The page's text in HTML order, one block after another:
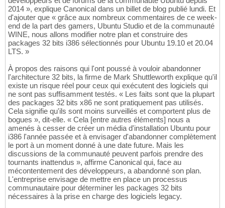
2014 », explique Canonical dans un billet de blog publié lundi. Et
d'ajouter que « grâce aux nombreux commentaires de ce week-
end de la part des gamers, Ubuntu Studio et de la communauté
WINE, nous allons modifier notre plan et construire des
packages 32 bits i386 sélectionnés pour Ubuntu 19.10 et 20.04
LTS. »
À propos des raisons qui l'ont poussé à vouloir abandonner
l'architecture 32 bits, la firme de Mark Shuttleworth explique qu'il
existe un risque réel pour ceux qui exécutent des logiciels qui
ne sont pas suffisamment testés. « Les faits sont que la plupart
des packages 32 bits x86 ne sont pratiquement pas utilisés.
Cela signifie qu'ils sont moins surveillés et comportent plus de
bogues », dit-elle. « Cela [entre autres éléments] nous a
amenés à cesser de créer un média d'installation Ubuntu pour
i386 l'année passée et à envisager d'abandonner complètement
le port à un moment donné à une date future. Mais les
discussions de la communauté peuvent parfois prendre des
tournants inattendus », affirme Canonical qui, face au
mécontentement des développeurs, a abandonné son plan.
L'entreprise envisage de mettre en place un processus
communautaire pour déterminer les packages 32 bits
nécessaires à la prise en charge des logiciels legacy.